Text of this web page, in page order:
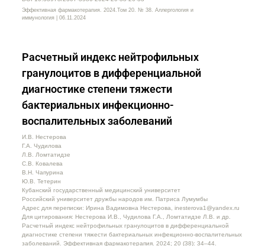
Эффективная фармакотерапия. 2024.Том 20. № 38. Аллергология и
иммунология | 06.11.2024
Расчетный индекс нейтрофильных
гранулоцитов в дифференциальной
диагностике степени тяжести
бактериальных инфекционно-
воспалительных заболеваний
И.В. Нестерова
Г.А. Чудилова
Л.В. Ломтатидзе
С.В. Ковалева
В.Н. Чапурина
Ю.В. Тетерин
Кубанский государственный медицинский университет
Российский университет дружбы народов им. Патриса Лумумбы
Адрес для переписки: Ирина Вадимовна Нестерова, inesterova1@yandex.ru
Для цитирования: Нестерова И.В., Чудилова Г.А., Ломтатидзе Л.В. и др.
Расчетный индекс нейтрофильных гранулоцитов в дифференциальной
диагностике степени тяжести бактериальных инфекционно-воспалительных
заболеваний. Эффективная фармакотерапия. 2024; 20 (38): 34–44.